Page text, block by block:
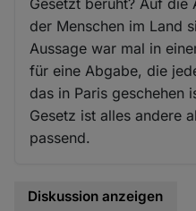
der Menschen im Land
Aussage war mal in
für eine Abgabe, die
das in Paris geschehen
Gesetz ist alles andere
passend.
Diskussion anzeigen